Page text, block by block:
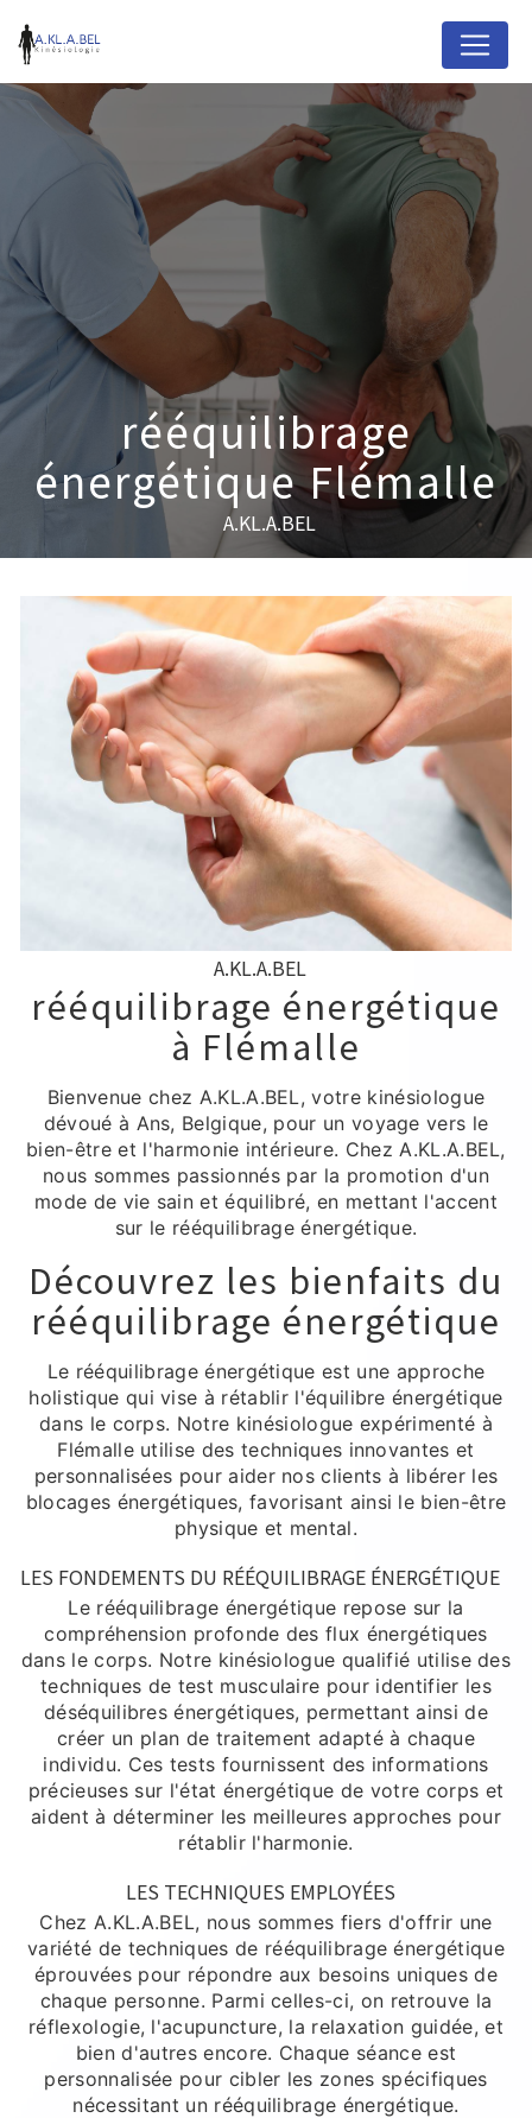
rééquilibrage
énergétique Flémalle
A.KL.A.BEL
A.KL.A.BEL
rééquilibrage énergétique
à Flémalle
Bienvenue chez A.KL.A.BEL, votre kinésiologue
dévoué à Ans, Belgique, pour un voyage vers le
bien-être et l'harmonie intérieure. Chez A.KL.A.BEL,
nous sommes passionnés par la promotion d'un
mode de vie sain et équilibré, en mettant l'accent
sur le rééquilibrage énergétique.
Découvrez les bienfaits du
rééquilibrage énergétique
Le rééquilibrage énergétique est une approche
holistique qui vise à rétablir l'équilibre énergétique
dans le corps. Notre kinésiologue expérimenté à
Flémalle utilise des techniques innovantes et
personnalisées pour aider nos clients à libérer les
blocages énergétiques, favorisant ainsi le bien-être
physique et mental.
LES FONDEMENTS DU RÉÉQUILIBRAGE ÉNERGÉTIQUE
Le rééquilibrage énergétique repose sur la
compréhension profonde des flux énergétiques
dans le corps. Notre kinésiologue qualifié utilise des
techniques de test musculaire pour identifier les
déséquilibres énergétiques, permettant ainsi de
créer un plan de traitement adapté à chaque
individu. Ces tests fournissent des informations
précieuses sur l'état énergétique de votre corps et
aident à déterminer les meilleures approches pour
rétablir l'harmonie.
LES TECHNIQUES EMPLOYÉES
Chez A.KL.A.BEL, nous sommes fiers d'offrir une
variété de techniques de rééquilibrage énergétique
éprouvées pour répondre aux besoins uniques de
chaque personne. Parmi celles-ci, on retrouve la
réflexologie, l'acupuncture, la relaxation guidée, et
bien d'autres encore. Chaque séance est
personnalisée pour cibler les zones spécifiques
nécessitant un rééquilibrage énergétique.